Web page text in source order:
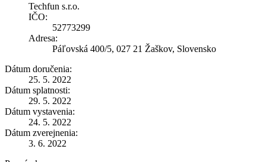
Techfun s.r.o.
IČO:
52773299
Adresa:
Páľovská 400/5, 027 21 Žaškov, Slovensko
Dátum doručenia:
25. 5. 2022
Dátum splatnosti:
29. 5. 2022
Dátum vystavenia:
24. 5. 2022
Dátum zverejnenia:
3. 6. 2022